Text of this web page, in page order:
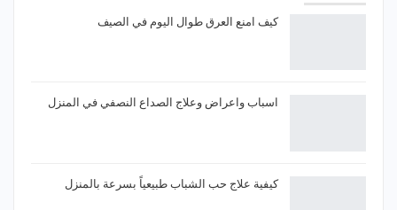
كيف امنع العرق طوال اليوم في الصيف
اسباب واعراض وعلاج الصداع النصفي في المنزل
كيفية علاج حب الشباب طبيعياً بسرعة بالمنزل